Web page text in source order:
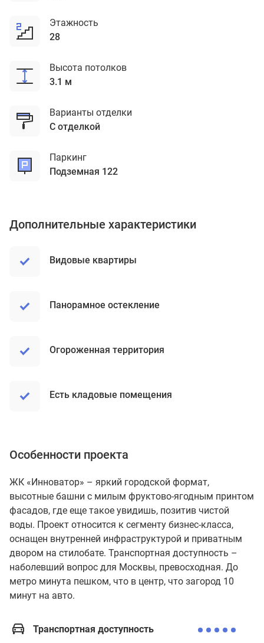
Этажность
28
Высота потолков
3.1 м
Варианты отделки
с отделкой
Паркинг
подземная 122
Дополнительные характеристики
Видовые квартиры
Панорамное остекление
Огороженная территория
Есть кладовые помещения
Особенности проекта
ЖК «Инноватор» – яркий городской формат,
высотные башни с милым фруктово-ягодным принтом
фасадов, где еще такое увидишь, позитив чистой
воды. Проект относится к сегменту бизнес-класса,
оснащен внутренней инфраструктурой и приватным
двором на стилобате. Транспортная доступность –
наболевший вопрос для Москвы, превосходная. До
метро минута пешком, что в центр, что загород 10
минут на авто.
Транспортная доступность